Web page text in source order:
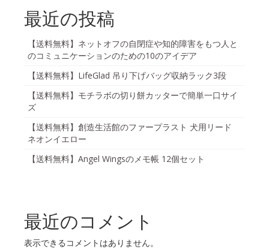
最近の投稿
【送料無料】ネットオフの自閉症や知的障害をもつ人と
のコミュニケーションのための10のアイデア
【送料無料】LifeGlad 吊り下げバッグ収納ラック3段
【送料無料】モチラボの切り餅カッターで簡単一口サイ
ズ
【送料無料】創造生活館のファープラスト 犬用リード
ネオンイエロー
【送料無料】Angel Wingsのメモ帳 12個セット
最近のコメント
表示できるコメントはありません。